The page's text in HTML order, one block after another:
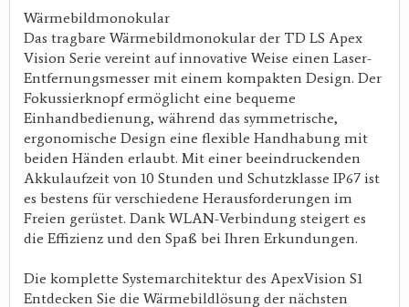
Wärmebildmonokular
Das tragbare Wärmebildmonokular der TD LS Apex
Vision Serie vereint auf innovative Weise einen Laser-
Entfernungsmesser mit einem kompakten Design. Der
Fokussierknopf ermöglicht eine bequeme
Einhandbedienung, während das symmetrische,
ergonomische Design eine flexible Handhabung mit
beiden Händen erlaubt. Mit einer beeindruckenden
Akkulaufzeit von 10 Stunden und Schutzklasse IP67 ist
es bestens für verschiedene Herausforderungen im
Freien gerüstet. Dank WLAN-Verbindung steigert es
die Effizienz und den Spaß bei Ihren Erkundungen.
Die komplette Systemarchitektur des ApexVision S1
Entdecken Sie die Wärmebildlösung der nächsten